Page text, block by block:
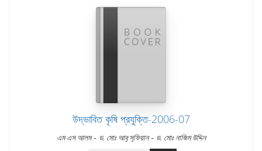
উদ্ভাবিত কৃষি প্রযুক্তি-2006-07
এম এস আলম- ড. মোঃ আবু সুফিয়ান- ড. মোঃ নাজিম উদ্দিন